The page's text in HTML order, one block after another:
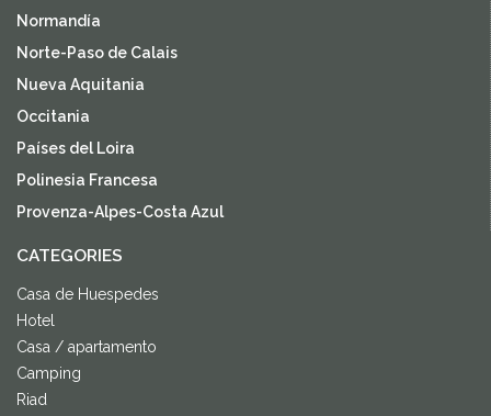
Normandía
Norte-Paso de Calais
Nueva Aquitania
Occitania
Países del Loira
Polinesia Francesa
Provenza-Alpes-Costa Azul
CATEGORIES
Casa de Huespedes
Hotel
Casa / apartamento
Camping
Riad